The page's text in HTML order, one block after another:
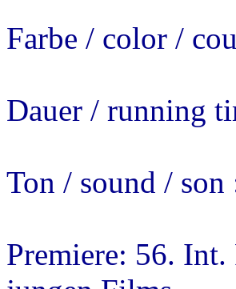
Farbe / color /
Dauer / running
Ton / sound /
Premiere: 56.